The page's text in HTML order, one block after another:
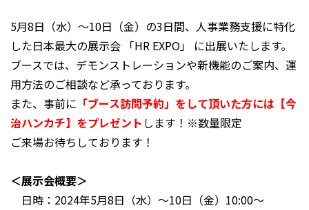
5月8日（水）〜10日（金）の3日間、人事業務支援に特化
した日本最大の展示会 「HR EXPO」 に出展いたします。
ブースでは、デモンストレーションや新機能のご案内、運
用方法のご相談など承っております。
また、事前に 「ブース訪問予約」をして頂いた方には【今
治ハンカチ】をプレゼント します！※数量限定
ご来場お待ちしております！
＜展示会概要＞
日時：2024年5月8日（水）〜10日（金）10:00〜